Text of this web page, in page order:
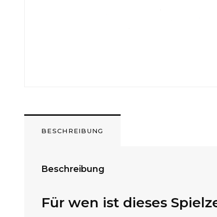
BESCHREIBUNG
Beschreibung
Für wen ist dieses